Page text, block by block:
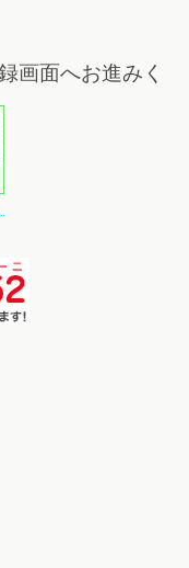
画面へお進みく